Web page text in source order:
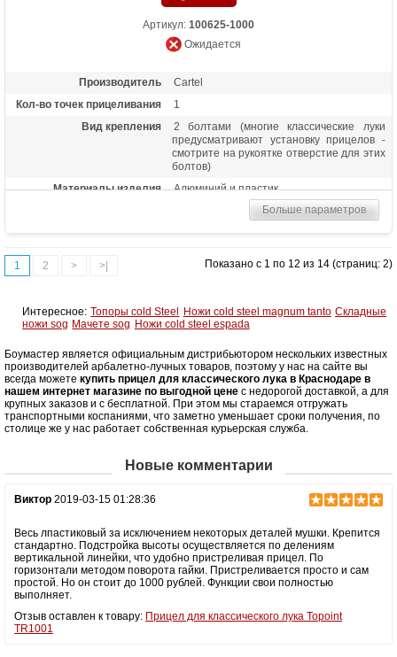
Артикул: 100625-1000
Ожидается
Производитель
Cartel
Кол-во точек прицеливания
1
Вид крепления
2 болтами (многие классические луки
предусматривают установку прицелов -
смотрите на рукоятке отверстие для этих
болтов)
Материалы изделия
Алюминий и пластик
Регулировка по вертикали и горизонтали
и разный угол наклона
Больше параметров
1 2 > >| Показано с 1 по 12 из 14 (страниц: 2)
Интересное: Топоры cold Steel Ножи cold steel magnum tanto Складные
ножи sog Мачете sog Ножи cold steel espada
Боумастер является официальным дистрибьютором нескольких известных
производителей арбалетно-лучных товаров, поэтому у нас на сайте вы
всегда можете купить прицел для классического лука в Краснодаре в
нашем интернет магазине по выгодной цене с недорогой доставкой, а для
крупных заказов и с бесплатной. При этом мы стараемся отгружать
транспортными коспаниями, что заметно уменьшает сроки получения, по
столице же у нас работает собственная курьерская служба.
Новые комментарии
Виктор 2019-03-15 01:28:36
Весь лпастиковый за исключением некоторых деталей мушки. Крепится
стандартно. Подстройка высоты осуществляется по делениям
вертикальной линейки, что удобно пристреливая прицел. По
горизонтали методом поворота гайки. Пристреливается просто и сам
простой. Но он стоит до 1000 рублей. Функции свои полностью
выполняет.
Отзыв оставлен к товару: Прицел для классического лука Topoint
TR1001